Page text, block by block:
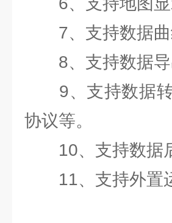
7、支持数据曲
8、支持数据导
9、支持数据转
协议等。
10、支持数据
11、支持外置